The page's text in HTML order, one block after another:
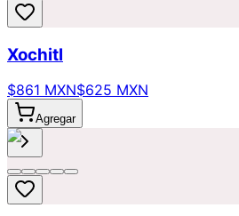
Xochitl
$861 MXN$625 MXN
Agregar